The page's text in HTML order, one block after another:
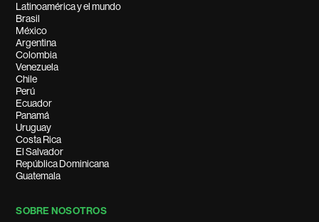
Latinoamérica y el mundo
Brasil
México
Argentina
Colombia
Venezuela
Chile
Perú
Ecuador
Panamá
Uruguay
Costa Rica
El Salvador
República Dominicana
Guatemala
SOBRE NOSOTROS